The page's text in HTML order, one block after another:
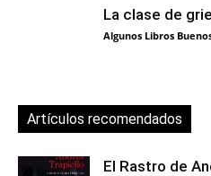
La clase de
Algunos Libros
Artículos recomendados
El Rastro de